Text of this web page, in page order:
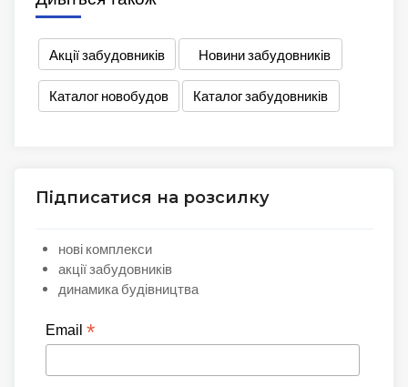
Акції забудовників Новини забудовників
Каталог новобудов Каталог забудовників
Підписатися на розсилку
нові комплекси
акції забудовників
динамика будівництва
Email *